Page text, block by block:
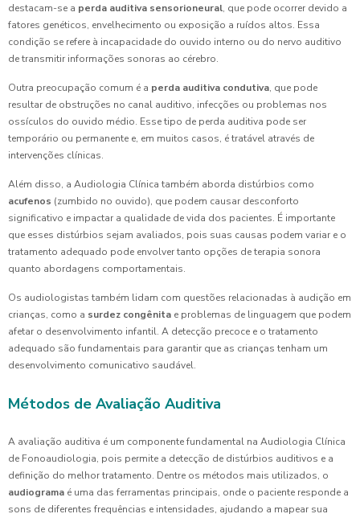
destacam-se a perda auditiva sensorioneural, que pode ocorrer devido a
fatores genéticos, envelhecimento ou exposição a ruídos altos. Essa
condição se refere à incapacidade do ouvido interno ou do nervo auditivo
de transmitir informações sonoras ao cérebro.
Outra preocupação comum é a perda auditiva condutiva, que pode
resultar de obstruções no canal auditivo, infecções ou problemas nos
ossículos do ouvido médio. Esse tipo de perda auditiva pode ser
temporário ou permanente e, em muitos casos, é tratável através de
intervenções clínicas.
Além disso, a Audiologia Clínica também aborda distúrbios como
acufenos (zumbido no ouvido), que podem causar desconforto
significativo e impactar a qualidade de vida dos pacientes. É importante
que esses distúrbios sejam avaliados, pois suas causas podem variar e o
tratamento adequado pode envolver tanto opções de terapia sonora
quanto abordagens comportamentais.
Os audiologistas também lidam com questões relacionadas à audição em
crianças, como a surdez congênita e problemas de linguagem que podem
afetar o desenvolvimento infantil. A detecção precoce e o tratamento
adequado são fundamentais para garantir que as crianças tenham um
desenvolvimento comunicativo saudável.
Métodos de Avaliação Auditiva
A avaliação auditiva é um componente fundamental na Audiologia Clínica
de Fonoaudiologia, pois permite a detecção de distúrbios auditivos e a
definição do melhor tratamento. Dentre os métodos mais utilizados, o
audiograma é uma das ferramentas principais, onde o paciente responde a
sons de diferentes frequências e intensidades, ajudando a mapear sua